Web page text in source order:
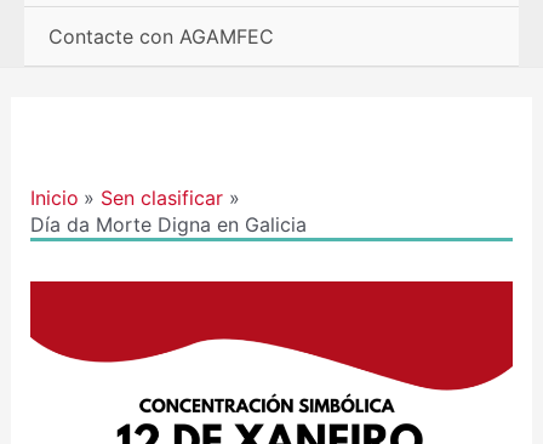
Contacte con AGAMFEC
Inicio
Sen clasificar
Día da Morte Digna en Galicia